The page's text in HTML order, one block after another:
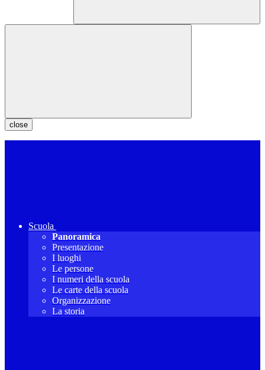
close
Scuola
Panoramica
Presentazione
I luoghi
Le persone
I numeri della scuola
Le carte della scuola
Organizzazione
La storia